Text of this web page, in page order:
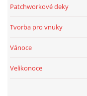
Patchworkové deky
Tvorba pro vnuky
Vánoce
Velikonoce